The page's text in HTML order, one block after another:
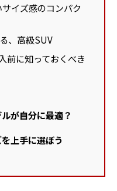
イズ感のコンパク
、高級SUV
前に知っておくべき
が自分に最適？
上手に選ぼう